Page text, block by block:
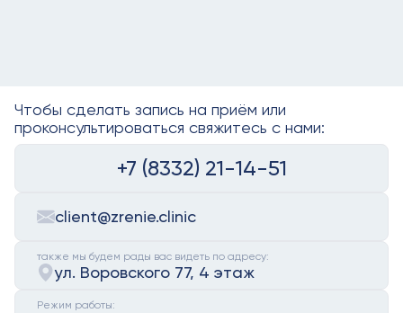
Чтобы сделать запись на приём или
проконсультироваться свяжитесь с нами:
+7 (8332) 21-14-51
client@zrenie.clinic
также мы будем рады вас видеть по адресу:
ул. Воровского 77, 4 этаж
Режим работы: